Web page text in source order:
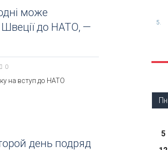
може
Швеції до НАТО, —
0
на вступ до НАТО
день подряд
5.
Пн
5